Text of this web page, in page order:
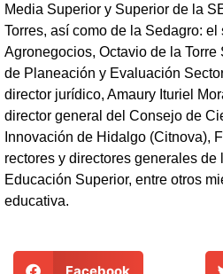
Media Superior y Superior de la
Torres, así como de la Sedagro:
Agronegocios, Octavio de la
de Planeación y Evaluación
director jurídico, Amaury Ituriel
director general del Consejo de
Innovación de Hidalgo (Citnova),
rectores y directores generales de
Educación Superior, entre otros
educativa.
Facebook